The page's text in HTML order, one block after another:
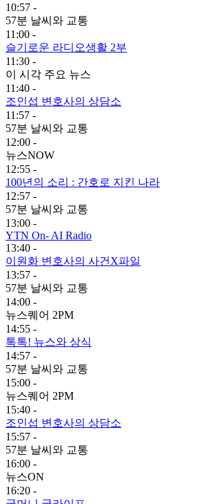
10:57 -
57분 날씨와 교통
11:00 -
슬기로운 라디오생활 2부
11:30 -
이 시각 주요 뉴스
11:40 -
조인섭 변호사의 상담소
11:57 -
57분 날씨와 교통
12:00 -
뉴스NOW
12:55 -
100년의 소리 : 간호로 지킨 나라
12:57 -
57분 날씨와 교통
13:00 -
YTN On- AI Radio
13:40 -
이원화 변호사의 사건X파일
13:57 -
57분 날씨와 교통
14:00 -
뉴스퀘어 2PM
14:55 -
톡톡! 뉴스와 상식
14:57 -
57분 날씨와 교통
15:00 -
뉴스퀘어 2PM
15:40 -
조인섭 변호사의 상담소
15:57 -
57분 날씨와 교통
16:00 -
뉴스ON
16:20 -